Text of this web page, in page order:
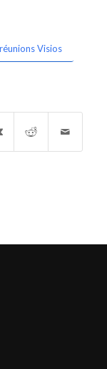
Visios